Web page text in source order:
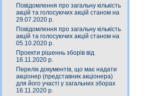
Повідомлення про загальну кількість
акцій та голосуючих акцій станом на
29.07.2020 р.
Повідомлення про загальну кількість
акцій та голосуючих акцій станом на
05.10.2020 р.
Проекти рішеннь зборів від
16.11.2020 р.
Перелік документів, що має надати
акціонер (представник акціонера)
для його участі у загальних зборах
16.11.2020 р.